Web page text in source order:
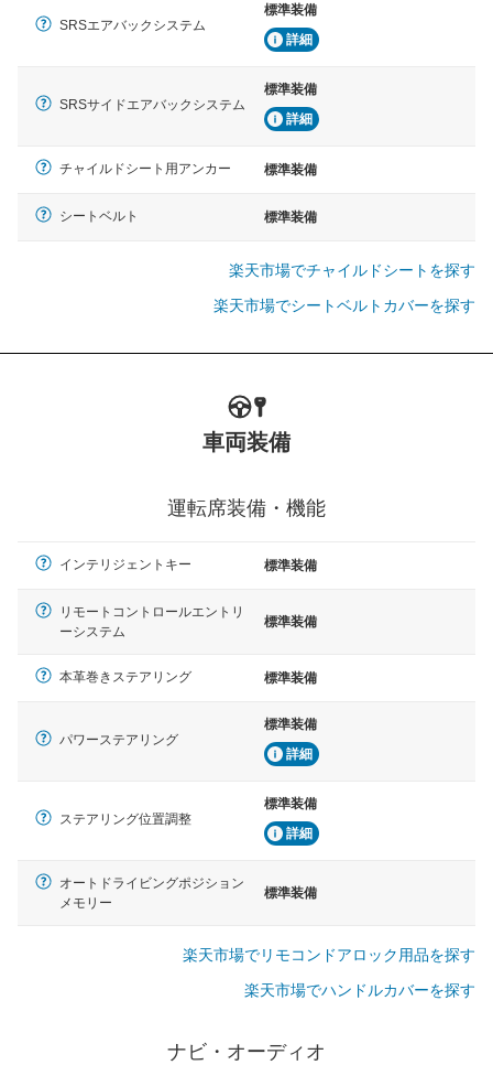
SRSエアバックシステム
標準装備
詳細
SRSサイドエアバックシステム
標準装備
詳細
チャイルドシート用アンカー 標準装備
シートベルト 標準装備
楽天市場でチャイルドシートを探す
楽天市場でシートベルトカバーを探す
車両装備
運転席装備・機能
インテリジェントキー 標準装備
リモートコントロールエントリ
ーシステム
標準装備
本革巻きステアリング 標準装備
パワーステアリング
標準装備
詳細
ステアリング位置調整
標準装備
詳細
オートドライビングポジション
メモリー
標準装備
楽天市場でリモコンドアロック用品を探す
楽天市場でハンドルカバーを探す
ナビ・オーディオ